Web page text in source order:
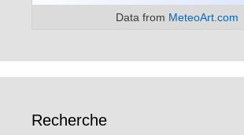
Data from MeteoArt.com
Recherche